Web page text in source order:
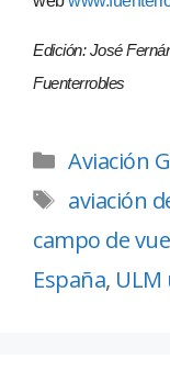
Edición: José
Fuenterrobles
Aviación
aviación
campo de
España,